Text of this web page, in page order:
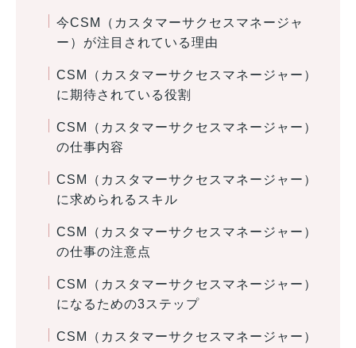
今CSM（カスタマーサクセスマネージャ
ー）が注目されている理由
CSM（カスタマーサクセスマネージャー）
に期待されている役割
CSM（カスタマーサクセスマネージャー）
の仕事内容
CSM（カスタマーサクセスマネージャー）
に求められるスキル
CSM（カスタマーサクセスマネージャー）
の仕事の注意点
CSM（カスタマーサクセスマネージャー）
になるための3ステップ
CSM（カスタマーサクセスマネージャー）